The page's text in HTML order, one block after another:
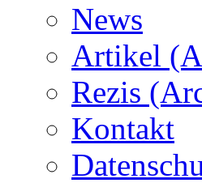
News
Artikel
Rezis
Kontakt